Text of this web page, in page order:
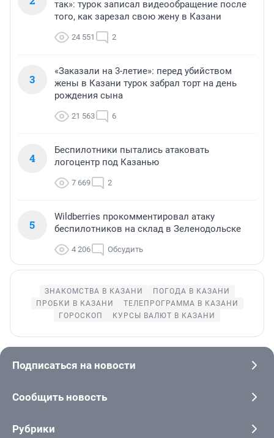
так»: турок записал видеообращение после
того, как зарезал свою жену в Казани
24 551 2
3
«Заказали на 3-летие»: перед убийством
жены в Казани турок забрал торт на день
рождения сына
21 563 6
4
Беспилотники пытались атаковать
логоцентр под Казанью
7 669 2
5
Wildberries прокомментировал атаку
беспилотников на склад в Зеленодольске
4 206 Обсудить
ЗНАКОМСТВА В КАЗАНИ
ПОГОДА В КАЗАНИ
ПРОБКИ В КАЗАНИ
ТЕЛЕПРОГРАММА В КАЗАНИ
ГОРОСКОП
КУРСЫ ВАЛЮТ В КАЗАНИ
Подписаться на новости
Сообщить новость
Рубрики